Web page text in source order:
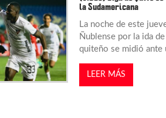
la Sudamericana
La noche de este
Ñublense por la ida
quiteño se midió ante
LEER MÁS